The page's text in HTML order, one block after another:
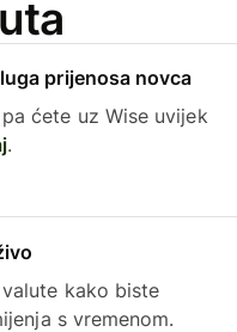
prijenosa novca
ćete uz Wise uvijek
.
kako biste
s vremenom.